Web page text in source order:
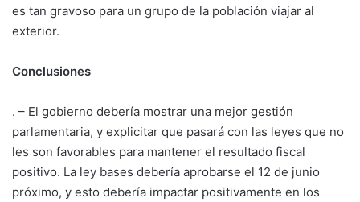
es tan gravoso para un grupo de la población viajar al
exterior.
Conclusiones
. – El gobierno debería mostrar una mejor gestión
parlamentaria, y explicitar que pasará con las leyes que no
les son favorables para mantener el resultado fiscal
positivo. La ley bases debería aprobarse el 12 de junio
próximo, y esto debería impactar positivamente en los